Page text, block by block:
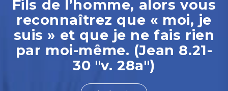
Fils de l’homme, alors vous
reconnaîtrez que « moi, je
suis » et que je ne fais rien
par moi-même. (Jean 8.21-
30 "v. 28a")